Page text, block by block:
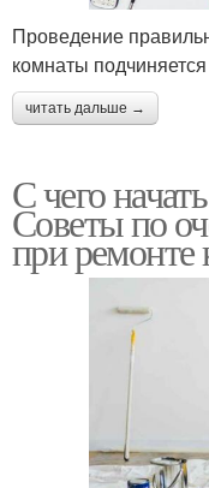
Проведение
комнаты
читать дальше →
С чего
Советы по
при ремонте